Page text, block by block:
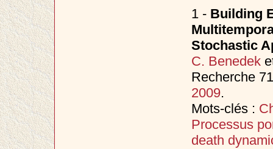
1 - Building
Stochastic
C. Benedek
Recherche
2009.
Mots-clés :
Processus
death